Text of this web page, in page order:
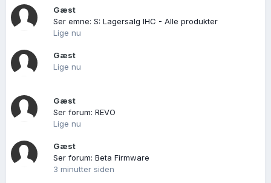
Gæst
Ser emne: S: Lagersalg IHC - Alle produkter
Lige nu
Gæst
Lige nu
Gæst
Ser forum: REVO
Lige nu
Gæst
Ser forum: Beta Firmware
3 minutter siden